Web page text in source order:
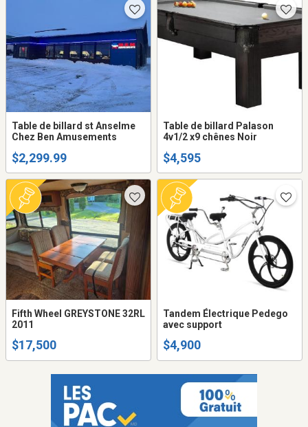
Table de billard st Anselme
Chez Ben Amusements
$2,299.99
Table de billard Palason
4v1/2 x9 chênes Noir
$4,595
Fifth Wheel GREYSTONE 32RL
2011
$17,500
Tandem Électrique Pedego
avec support
$4,900